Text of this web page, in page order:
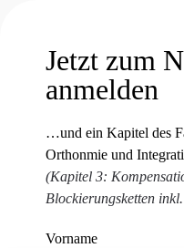
Jetzt zum
anmelden
…und ein Kapitel des
Orthonmie und
(Kapitel 3:
Blockierungsketten
Vorname